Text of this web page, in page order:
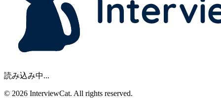
読み込み中...
© 2026 InterviewCat. All rights reserved.